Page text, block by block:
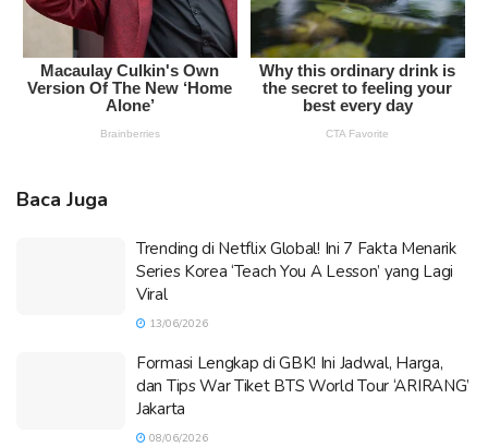
Baca Juga
Trending di Netflix Global! Ini 7 Fakta Menarik
Series Korea ‘Teach You A Lesson’ yang Lagi
Viral
13/06/2026
Formasi Lengkap di GBK! Ini Jadwal, Harga,
dan Tips War Tiket BTS World Tour ‘ARIRANG’
Jakarta
08/06/2026